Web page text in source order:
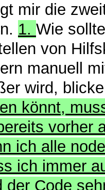
mir die
1. Wie
von
manuell
wird,
könnt,
vorher
ich alle
ich immer
der Code